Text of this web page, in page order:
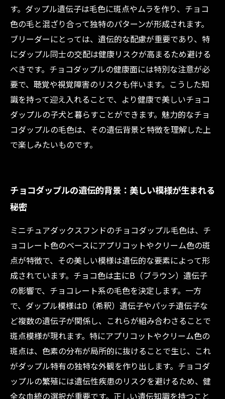
す。ダップル遺伝子は毛色に斑点やムラを作り、チョコ
色の毛と混ざり合って独特のパターンが形成されます。
ブリーダーにとっては、遺伝的な配慮が重要であり、特
にダップル同士の交配は健康リスクが高まるため避ける
べきです。チョコダップルの健康面には特別な注意が必
要で、聴覚や視覚障害のリスクも伴います。こうした知
識を持って迎え入れることで、より健康で美しいチョコ
ダップルの子犬と暮らすことができます。魅力的なチョ
コダップルの毛色は、その遺伝背景と特徴を理解した上
で楽しみたいものです。
チョコダップルの遺伝的背景：美しい模様が生まれる
秘密
ミニチュアダックスフンドのチョコダップル毛色は、チ
ョコレート色のベースにアプリコットやクリーム色の斑
点が特徴で、その美しい模様は遺伝的な要素によって形
成されています。チョコ色は主にB（ブラウン）遺伝子
の影響で、チョコレート系の毛色を決定します。一方
で、ダップル模様はD（希釈）遺伝子やパッチ遺伝子な
ど複数の遺伝子が関係し、これらが組み合わさることで
斑点模様が現れます。特にアプリコットやクリーム色の
斑点は、色素の分布が局所的に抜けることで生じ、これ
がダップル特有の独特な外観を作り出します。チョコダ
ップルの繁殖には遺伝性疾患のリスクを避けるため、健
全な血統の選択が重要です。正しい遺伝知識を持つこと